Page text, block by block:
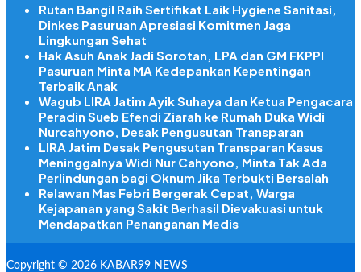
Rutan Bangil Raih Sertifikat Laik Hygiene Sanitasi,
Dinkes Pasuruan Apresiasi Komitmen Jaga
Lingkungan Sehat
Hak Asuh Anak Jadi Sorotan, LPA dan GM FKPPI
Pasuruan Minta MA Kedepankan Kepentingan
Terbaik Anak
Wagub LIRA Jatim Ayik Suhaya dan Ketua Pengacara
Peradin Sueb Efendi Ziarah ke Rumah Duka Widi
Nurcahyono, Desak Pengusutan Transparan
LIRA Jatim Desak Pengusutan Transparan Kasus
Meninggalnya Widi Nur Cahyono, Minta Tak Ada
Perlindungan bagi Oknum Jika Terbukti Bersalah
Relawan Mas Febri Bergerak Cepat, Warga
Kejapanan yang Sakit Berhasil Dievakuasi untuk
Mendapatkan Penanganan Medis
Copyright © 2026 KABAR99 NEWS